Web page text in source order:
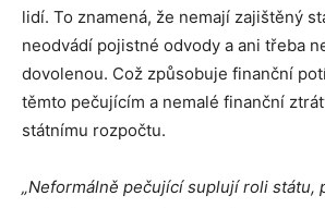
lidí. To znamená, že nemají zajištěný
neodvádí pojistné odvody a ani třeba
dovolenou. Což způsobuje finanční
těmto pečujícím a nemalé finanční
státnímu rozpočtu.
„Neformálně pečující suplují roli státu,